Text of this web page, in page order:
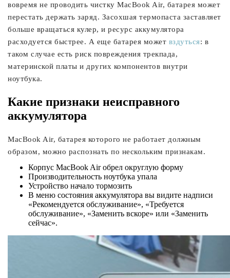
вовремя не проводить чистку MacBook Air, батарея может
перестать держать заряд. Засохшая термопаста заставляет
больше вращаться кулер, и ресурс аккумулятора
расходуется быстрее. А еще батарея может вздуться: в
таком случае есть риск повреждения трекпада,
материнской платы и других компонентов внутри
ноутбука.
Какие признаки неисправного
аккумулятора
MacBook Air, батарея которого не работает должным
образом, можно распознать по нескольким признакам.
Корпус MacBook Air обрел округлую форму
Производительность ноутбука упала
Устройство начало тормозить
В меню состояния аккумулятора вы видите надписи
«Рекомендуется обслуживание», «Требуется
обслуживание», «Заменить вскоре» или «Заменить
сейчас».